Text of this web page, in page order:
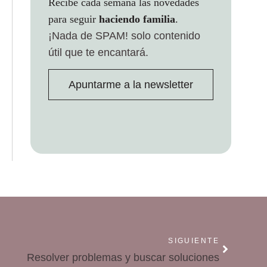
para seguir haciendo familia.
¡Nada de SPAM! solo contenido
útil que te encantará.
Apuntarme a la newsletter
SIGUIENTE
Resolver problemas y buscar soluciones